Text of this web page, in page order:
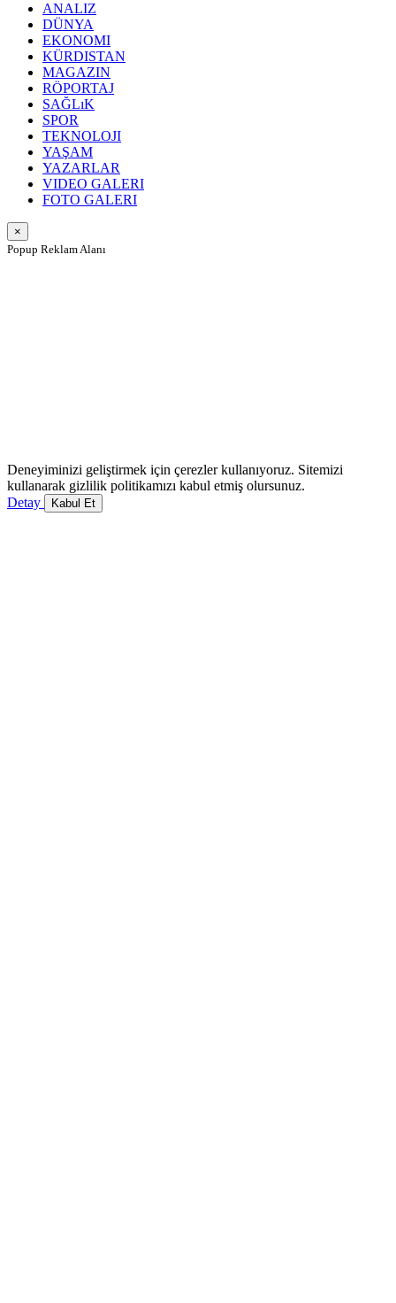
ANALIZ
DÜNYA
EKONOMI
KÜRDISTAN
MAGAZIN
RÖPORTAJ
SAĞLıK
SPOR
TEKNOLOJI
YAŞAM
YAZARLAR
VIDEO GALERI
FOTO GALERI
×
Popup Reklam Alanı
Deneyiminizi geliştirmek için çerezler kullanıyoruz. Sitemizi
kullanarak gizlilik politikamızı kabul etmiş olursunuz.
Detay
Kabul Et